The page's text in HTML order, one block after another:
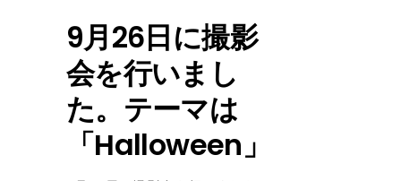
9月26日に撮影
会を行いまし
た。テーマは
「Halloween」